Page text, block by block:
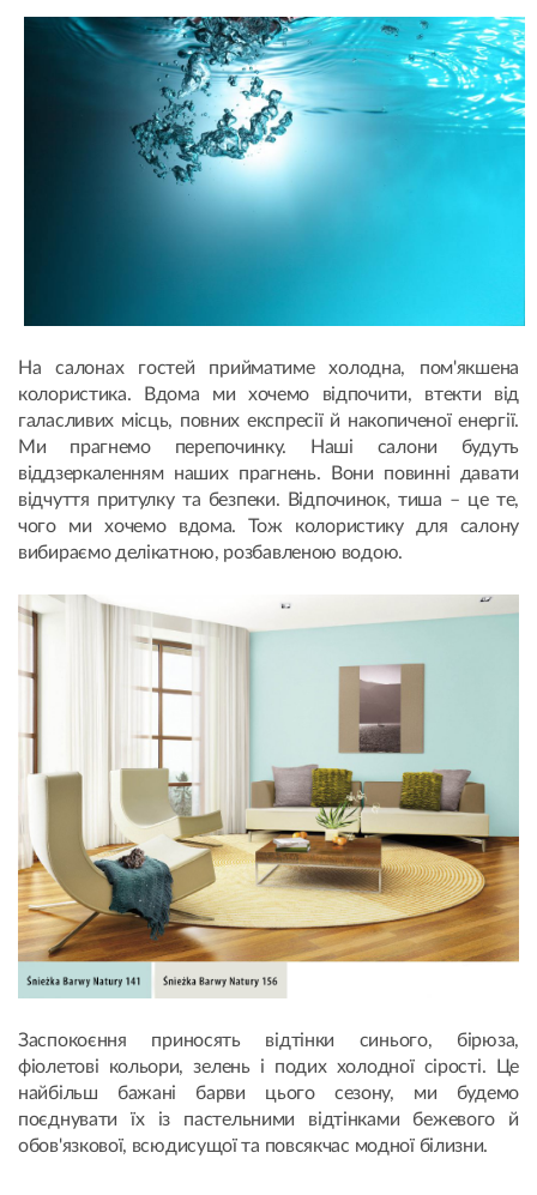
На салонах гостей прийматиме холодна, пом'якшена
колористика. Вдома ми хочемо відпочити, втекти від
галасливих місць, повних експресії й накопиченої енергії.
Ми прагнемо перепочинку. Наші салони будуть
віддзеркаленням наших прагнень. Вони повинні давати
відчуття притулку та безпеки. Відпочинок, тиша – це те,
чого ми хочемо вдома. Тож колористику для салону
вибираємо делікатною, розбавленою водою.
Заспокоєння приносять відтінки синього, бірюза,
фіолетові кольори, зелень і подих холодної сірості. Це
найбільш бажані барви цього сезону, ми будемо
поєднувати їх із пастельними відтінками бежевого й
обов'язкової, всюдисущої та повсякчас модної білизни.